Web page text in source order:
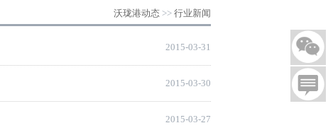
沃珑港动态 >> 行业新闻
2015-03-31
2015-03-30
2015-03-27